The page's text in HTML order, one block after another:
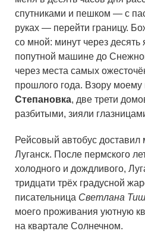
спутниками и пешком — с
руках — перейти границу.
со мной: минут через десять
попутной машине до
через места самых
прошлого года. Взору моему
Степановка, две трети
разбитыми, зияли
Рейсовый автобус
Луганск. После пермского
холодного и дождливого,
тридцати трёх градусной
писательница Светлана
моего проживания уютную
на квартале Солнечном.